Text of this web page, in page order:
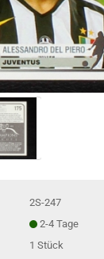
2S-247
2-4 Tage
1Stück